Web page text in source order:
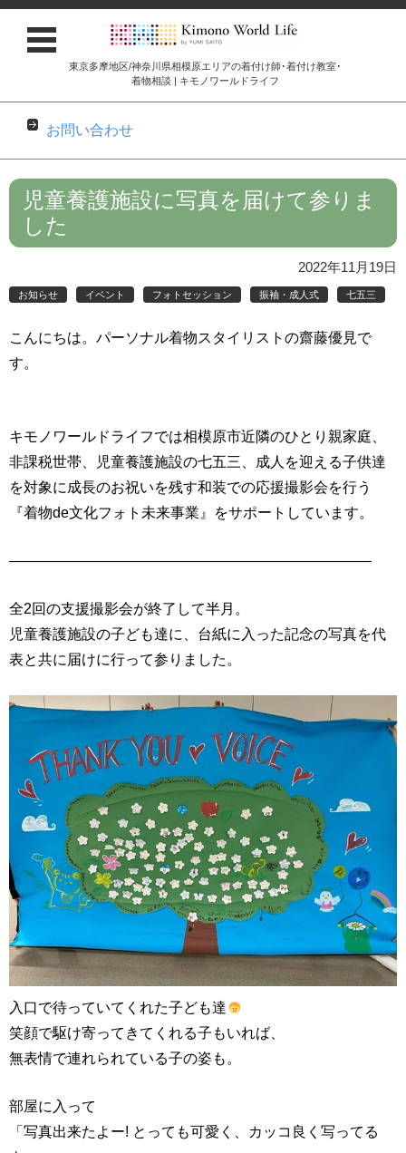
東京多摩地区/神奈川県相模原エリアの着付け師･着付け教室･
着物相談 | キモノワールドライフ
お問い合わせ
コンテンツに移動
児童養護施設に写真を届けて参りま
した
2022年11月19日
お知らせ イベント フォトセッション 振袖・成人式 七五三
こんにちは。パーソナル着物スタイリストの齋藤優見で
す。
キモノワールドライフでは相模原市近隣のひとり親家庭、
非課税世帯、児童養護施設の七五三、成人を迎える子供達
を対象に成長のお祝いを残す和装での応援撮影会を行う
『着物de文化フォト未来事業』をサポートしています。
—————————————————————————
全2回の支援撮影会が終了して半月。
児童養護施設の子ども達に、台紙に入った記念の写真を代
表と共に届けに行って参りました。
入口で待っていてくれた子ども達
笑顔で駆け寄ってきてくれる子もいれば、
無表情で連れられている子の姿も。
部屋に入って
「写真出来たよー! とっても可愛く、カッコ良く写ってる